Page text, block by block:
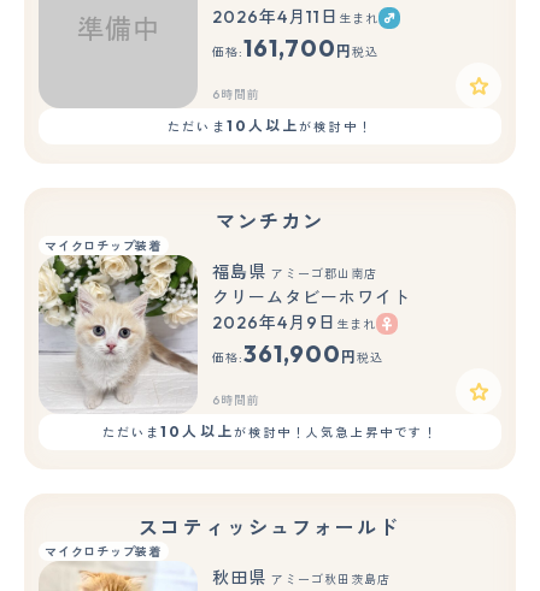
2026年4月11日 生まれ
価格:161,700 円 税込
6時間前
ただいま 10人以上が検討中！
マンチカン
マイクロチップ装着
福島県 アミーゴ郡山南店
クリームタビーホワイト
2026年4月9日 生まれ
価格:361,900 円 税込
6時間前
ただいま10人以上が検討中！人気急上昇中です！
スコティッシュフォールド
マイクロチップ装着
秋田県 アミーゴ秋田茨島店